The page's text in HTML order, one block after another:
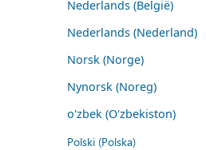
Nederlands (België)
Nederlands (Nederland)
Norsk (Norge)
Nynorsk (Noreg)
o'zbek (O'zbekiston)
Polski (Polska)